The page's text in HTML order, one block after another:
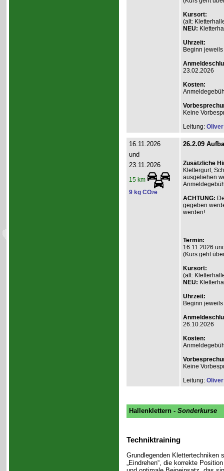
Kursort:
(alt:
NEU:
Uhrzeit:
Beginn
23.02.2026
Kosten:
Keine
Leitung:
16.11.2026
und
23.11.2026
15 km
9 kg CO2e
26.2.09
Zusätzliche
Klettergurt,
ausgeliehen
ACHTUNG:
gegeben
werden!
Termin:
16.11.2026
(Kurs geht
Kursort:
(alt:
NEU:
Uhrzeit:
Beginn
26.10.2026
Kosten:
Keine
Leitung:
Hallenklettern - Sonderkurse
Techniktraining
Grundlegenden Klettertechniken
„Eindrehen“, die korrekte